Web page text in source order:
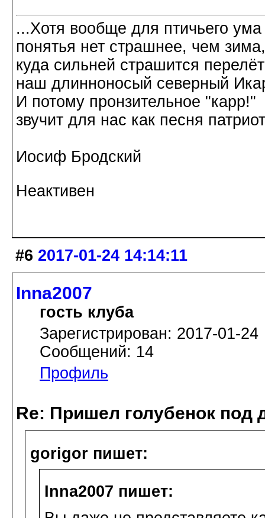
...Хотя вообще для птичьего ума
понятья нет страшнее, чем зима,
куда сильней страшится
наш длинноносый северный
И потому пронзительное "карр!"
звучит для нас как песня
Иосиф Бродский
Неактивен
#6 2017-01-24 14:14:11
Inna2007
гость клуба
Зарегистрирован: 2017-01-24
Сообщений: 14
Профиль
Re: Пришел голубенок под
gorigor пишет:
Inna2007 пишет: